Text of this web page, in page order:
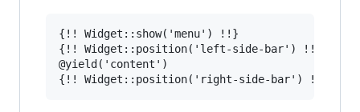
{!! Widget::show('menu') !!}
{!! Widget::position('left-side-bar') !!}
@yield('content')